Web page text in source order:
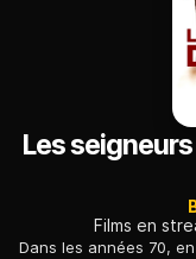
Les
Films en